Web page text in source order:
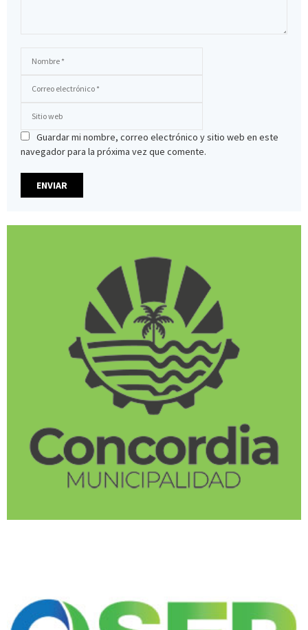
Guardar mi nombre, correo electrónico y sitio web en este
navegador para la próxima vez que comente.